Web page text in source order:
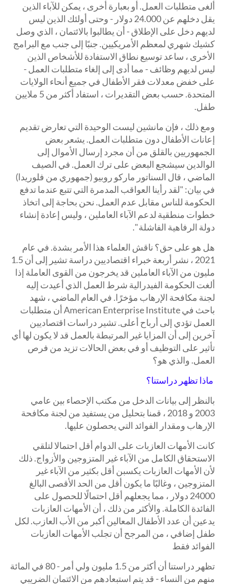
ألغى متطلبات العمل. أو بعبارة أخرى ، يمكن للآباء الذين
يقل دخلهم عن 24.000 دولار - وحتى أولئك الذين ليس
لديهم دخل على الإطلاق - أن يطالبوا بالائتمان ، الذي وصل
كشيك شهري لمعظم الأمريكيين. جنبًا إلى جنب مع البرامج
الأخرى ، ساعد توسيع نطاق الاستفادة للأشخاص الذين
ليس لديهم وظائف - مما أدى إلى إلغاء متطلبات العمل -
على خفض معدلات فقر الأطفال في جميع أنحاء الولايات
المتحدة. حسب بعض التقديرات ، استفاد أكثر من 5 ملايين
طفل.
ومع ذلك ، فإن مانشين ليست الوحيدة التي تعارض تقديم
إعانات الأطفال دون متطلبات العمل. يشعر بعض
الجمهوريين بالقلق من أن مجرد إرسال الأموال إلى
الوالدين سيشجع البعض على ترك العمل. في الصيف
الماضي ، قال السناتور ماركو روبيو (جمهوري من فلوريدا)
في بيان: "لقد رأينا العواقب المدمرة التي تتبع عندما تدفع
الحكومة للناس مقابل عدم العمل. نحن بحاجة إلى اتخاذ
خطوات منطقية لدعم الآباء العاملين ، وليس إعادة إنشاء
دولة الرفاهية الفاشلة ".
هل هو على حق؟ ناقش العلماء هذا الأمر بشدة. في عام
2021 ، نشر أربعة خبراء اقتصاديين دراسة تشير إلى أن 1.5
مليون من الآباء العاملين قد يخرجون من القوى العاملة إذا
ألغت الحكومة الفيدرالية شرط العمل الذي أعيدت إليه
لجنة مكافحة الإرهاب مؤخرًا. في العام الماضي ، شهد
باحث في American Enterprise Institute أن متطلبات
العمل تؤدي إلى أرباح أعلى. تشير دراسات اقتصاديين
آخرين إلى أن المزايا غير المرتبطة بالعمل قد لا يكون لها أي
تأثير على التوظيف أو في بعض الحالات تزيد من فرص
العمل. والذي هو؟
ماذا تظهر دراستنا؟
بالنظر إلى بيانات الدخل من مكتب الإحصاء بين عامي
2003 و 2018 ، قمنا بتحليل من يستفيد من لجنة مكافحة
الإرهاب ومقدار الفوائد التي يحصلون عليها.
كانت الأمهات العازبات على الدوام أقل احتمالا لتلقي
الاستحقاق الكامل من الآباء غير المتزوجين والأزواج. ذلك
لأن الأمهات العازبات يكسبن أقل بكثير من الآباء غير
المتزوجين ، وغالبًا ما يكون أقل من الحد الأقصى البالغ
24000 دولار ، مما يجعلهم أقل احتمالًا للحصول على
الفائدة الكاملة. والأكثر من ذلك ، أن الأمهات العازبات
يدعين أن عدد الأطفال المعالين أكبر من الأب العازب. لكل
طفل إضافي ، من المرجح أن تجلب الأمهات العازبات
الفوائد فقط
تظهر دراستنا أن أكثر من 1.5 مليون ولي أمر - 80 في المائة
منهم من النساء - قد يتم استبعادهم من الائتمان الضريبي